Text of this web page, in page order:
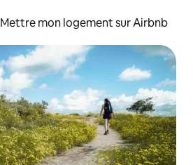
Mettre mon logement sur Airbnb